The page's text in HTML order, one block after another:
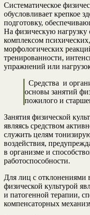
Систематическое
обусловливает крепкое
подготовку,
На физическую нагрузку
комплексом
морфологических
тренированности,
упражнений или
Средства и
основы занятий
пожилого и
Занятия физической
являясь средством
служить целям
воздействия,
в организме и
работоспособности.
Для лиц с отклонениями
физической культурой
и патогенной терапии,
компенсаторных